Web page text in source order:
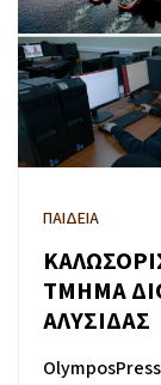
ΠΑΙΔΕΙΑ
ΤΜΗΜΑ
ΑΛΥΣΙΔΑΣ